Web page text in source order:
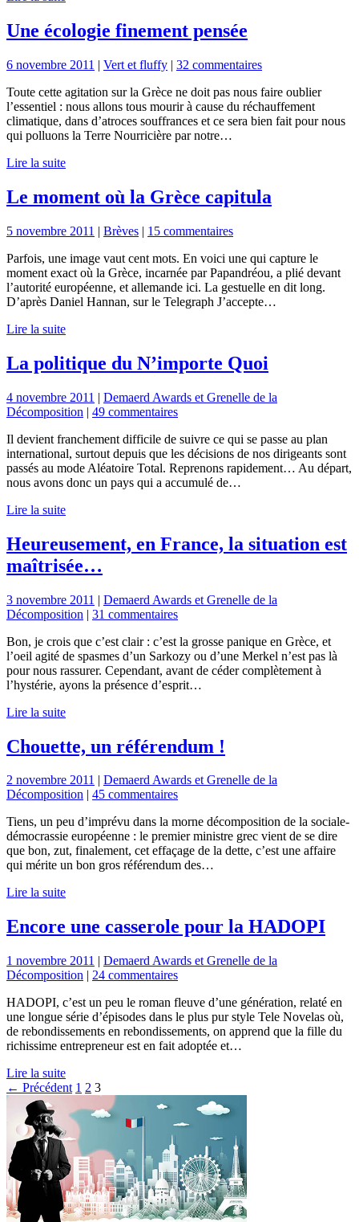
Une écologie finement pensée
6 novembre 2011 | Vert et fluffy | 32 commentaires
Toute cette agitation sur la Grèce ne doit pas nous faire oublier
l’essentiel : nous allons tous mourir à cause du réchauffement
climatique, dans d’atroces souffrances et ce sera bien fait pour nous
qui polluons la Terre Nourricière par notre…
Lire la suite
Le moment où la Grèce capitula
5 novembre 2011 | Brèves | 15 commentaires
Parfois, une image vaut cent mots. En voici une qui capture le
moment exact où la Grèce, incarnée par Papandréou, a plié devant
l’autorité européenne, et allemande ici. La gestuelle en dit long.
D’après Daniel Hannan, sur le Telegraph J’accepte…
Lire la suite
La politique du N’importe Quoi
4 novembre 2011 | Demaerd Awards et Grenelle de la
Décomposition | 49 commentaires
Il devient franchement difficile de suivre ce qui se passe au plan
international, surtout depuis que les décisions de nos dirigeants sont
passés au mode Aléatoire Total. Reprenons rapidement… Au départ,
nous avons donc un pays qui a accumulé de…
Lire la suite
Heureusement, en France, la situation est
maîtrisée…
3 novembre 2011 | Demaerd Awards et Grenelle de la
Décomposition | 31 commentaires
Bon, je crois que c’est clair : c’est la grosse panique en Grèce, et
l’oeil agité de spasmes d’un Sarkozy ou d’une Merkel n’est pas là
pour nous rassurer. Cependant, avant de céder complètement à
l’hystérie, ayons la présence d’esprit…
Lire la suite
Chouette, un référendum !
2 novembre 2011
Demaerd Awards et Grenelle de la
Décomposition
45 commentaires
Tiens, un peu d’imprévu dans la morne décomposition de la sociale-
démocrassie européenne : le premier ministre grec vient de se dire
que bon, zut, finalement, cet effaçage de la dette, c’est une affaire
qui mérite un bon gros référendum des…
Lire la suite
Encore une casserole pour la HADOPI
1 novembre 2011 | Demaerd Awards et Grenelle de la
Décomposition | 24 commentaires
HADOPI, c’est un peu le roman fleuve d’une génération, relaté en
une longue série d’épisodes dans le plus pur style Tele Novelas où,
de rebondissements en rebondissements, on apprend que la fille du
richissime entrepreneur est en fait adoptée et…
Lire la suite
Pagination
des
publications
← Précédent 1 2 3